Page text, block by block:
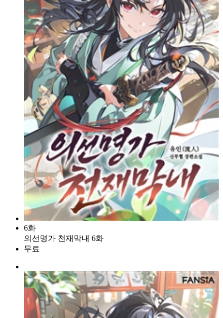
6화
의선명가 천재막내 6화
무료